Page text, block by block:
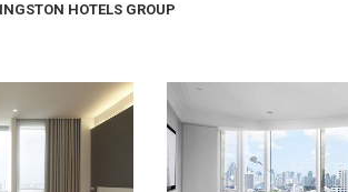
HOTELS GROUP